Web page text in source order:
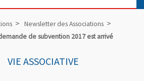
Newsletter des Associations
de subvention 2017 est arrivé
VIE ASSOCIATIVE